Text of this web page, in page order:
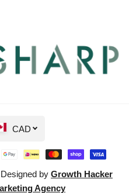
by Growth Hacker
Agency
CAD